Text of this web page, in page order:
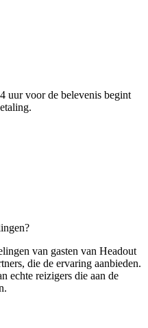
uur voor de belevenis begint
van gasten van Headout
die de ervaring aanbieden.
echte reizigers die aan de